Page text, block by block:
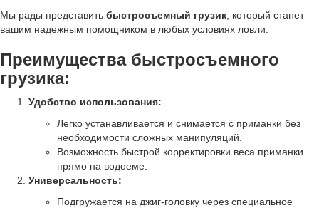
Мы рады представить быстросъемный грузик , который станет
вашим надежным помощником в любых условиях ловли.
Преимущества быстросъемного
грузика:
Удобство использования:
Легко устанавливается и снимается с приманки без
необходимости сложных манипуляций.
Возможность быстрой корректировки веса приманки
прямо на водоеме.
Универсальность:
Подгружается на джиг-головку через специальное